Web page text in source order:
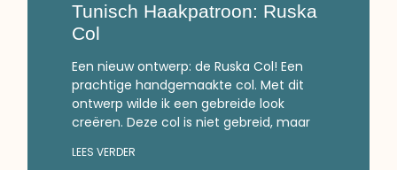
Tunisch Haakpatroon: Ruska
Col
Een nieuw ontwerp: de Ruska Col! Een
prachtige handgemaakte col. Met dit
ontwerp wilde ik een gebreide look
creëren. Deze col is niet gebreid, maar
LEES VERDER